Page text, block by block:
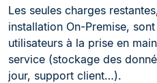
Les seules charges
installation On-Premise,
utilisateurs à la prise en
service (stockage des
jour, support client…).